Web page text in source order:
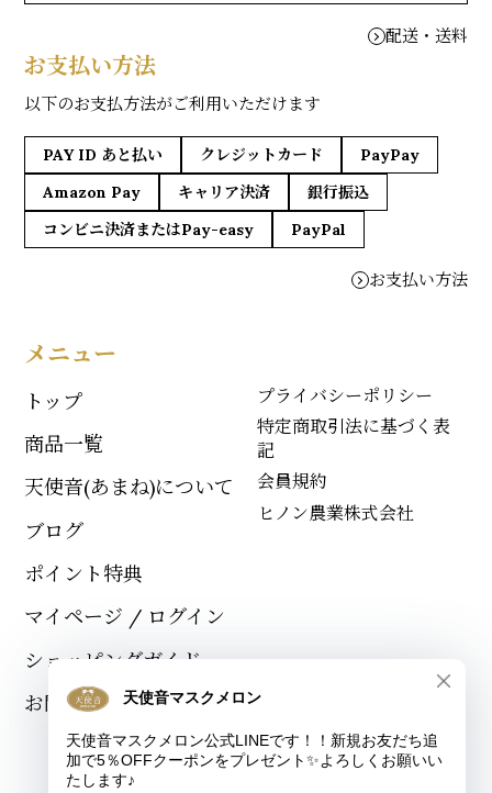
配送・送料
お支払い方法
以下のお支払方法がご利用いただけます
PAY ID あと払い クレジットカード
PayPay
Amazon Pay
キャリア決済
銀行振込
コンビニ決済またはPay-easy
PayPal
お支払い方法
メニュー
トップ
商品一覧
天使音(あまね)について
ブログ
ポイント特典
マイページ / ログイン
ショッピングガイド
お問い合わせ
プライバシーポリシー
特定商取引法に基づく表
記
会員規約
ヒノン農業株式会社